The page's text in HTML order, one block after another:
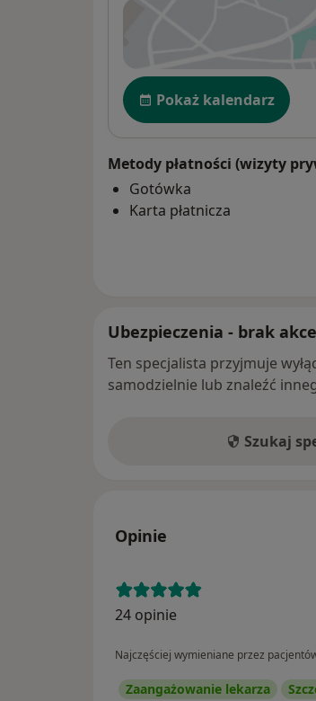
Dostępność
Pokaż kalendarz
Metody płatności (wizyty
Gotówka
Karta płatnicza
Ubezpieczenia - brak
Ten specjalista przyjmuje
samodzielnie lub znaleźć
Szukaj
Opinie
24 opinie
Najczęściej wymieniane przez
Zaangażowanie lekarza